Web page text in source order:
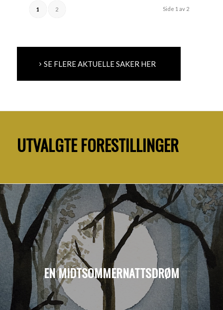
Side 1 av 2
1 2
SE FLERE AKTUELLE SAKER HER
UTVALGTE FORESTILLINGER
EN MIDTSOMMERNATTSDRØM